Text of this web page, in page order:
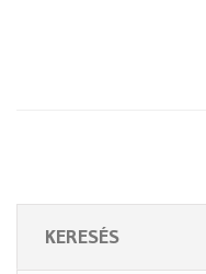
KERESÉS